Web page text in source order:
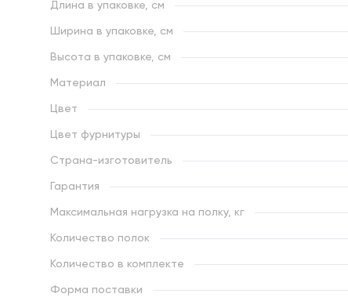
Длина в упаковке, см
Ширина в упаковке, см
Высота в упаковке, см
Материал
Цвет
Цвет фурнитуры
Страна-изготовитель
Гарантия
Максимальная нагрузка на полку, кг
Количество полок
Количество в комплекте
Форма поставки